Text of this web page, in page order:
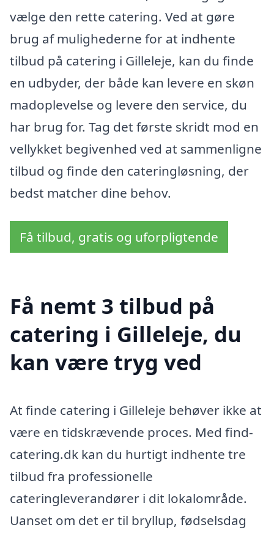
vælge den rette catering. Ved at gøre
brug af mulighederne for at indhente
tilbud på catering i Gilleleje, kan du finde
en udbyder, der både kan levere en skøn
madoplevelse og levere den service, du
har brug for. Tag det første skridt mod en
vellykket begivenhed ved at sammenligne
tilbud og finde den cateringløsning, der
bedst matcher dine behov.
Få tilbud, gratis og uforpligtende
Få nemt 3 tilbud på
catering i Gilleleje, du
kan være tryg ved
At finde catering i Gilleleje behøver ikke at
være en tidskrævende proces. Med find-
catering.dk kan du hurtigt indhente tre
tilbud fra professionelle
cateringleverandører i dit lokalområde.
Uanset om det er til bryllup, fødselsdag